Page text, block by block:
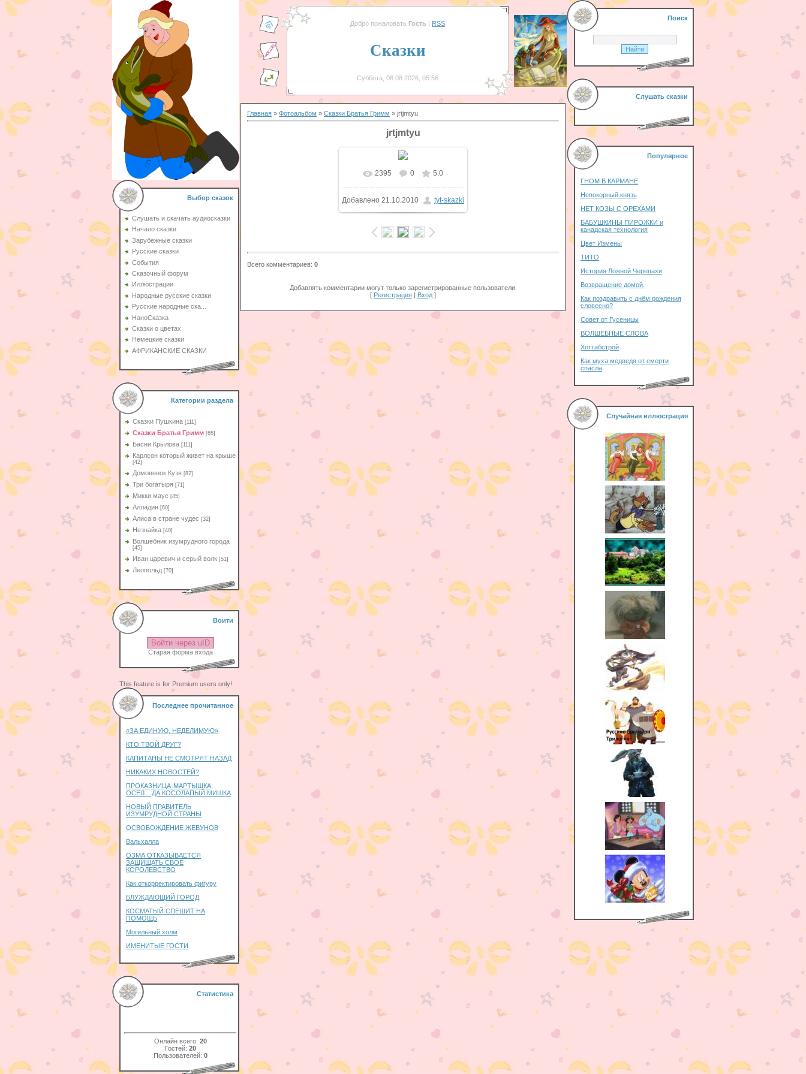
Выбор сказок
Слушать и скачать аудиосказки
Начало сказки
Зарубежные сказки
Русские сказки
События
Сказочный форум
Иллюстрации
Народные русские сказки
Русские народные ска...
НаноСказка
Сказки о цветах
Немецкие сказки
АФРИКАНСКИЕ СКАЗКИ
Категории раздела
Сказки Пушкина [111]
Сказки Братья Гримм [65]
Басни Крылова [111]
Карлсон который живет на крыше
[42]
Домовенок Кузя [82]
Три богатыря [71]
Микки маус [45]
Алладин [60]
Aлиса в стране чудес [32]
Незнайка [40]
Волшебник изумрудного города
[45]
Иван царевич и серый волк [51]
Леопольд [70]
Воити
Войти через uID
Старая форма входа
This feature is for Premium users only!
Последнее прочитанное
«ЗА ЕДИНУЮ, НЕДЕЛИМУЮ»
КТО ТВОЙ ДРУГ?
КАПИТАНЫ НЕ СМОТРЯТ НАЗАД
НИКАКИХ НОВОСТЕЙ?
ПРОКАЗНИЦА-МАРТЫШКА,
ОСЕЛ... ДА КОСОЛАПЫЙ МИШКА
НОВЫЙ ПРАВИТЕЛЬ
ИЗУМРУДНОЙ СТРАНЫ
ОСВОБОЖДЕНИЕ ЖЕВУНОВ
Вальхалла
ОЗМА ОТКАЗЫВАЕТСЯ
ЗАЩИЩАТЬ СВОЕ
КОРОЛЕВСТВО
Как откорректировать фигуру
БЛУЖДАЮЩИЙ ГОРОД
КОСМАТЫЙ СПЕШИТ НА
ПОМОЩЬ
Могильный холм
ИМЕНИТЫЕ ГОСТИ
Статистика
Онлайн всего: 20
Гостей: 20
Пользователей: 0
Добро пожаловать Гость | RSS
Сказки
Суббота, 08.08.2026, 05:56
Главная » Фотоальбом » Сказки Братья Гримм » jrtjmtyu
jrtjmtyu
2395 0 5.0
Добавлено 21.10.2010 tyt-skazki
Всего комментариев: 0
Добавлять комментарии могут только зарегистрированные пользователи.
[ Регистрация | Вход ]
Поиск
Слушать сказки
Популярное
ГНОМ В КАРМАНЕ
Непокорный князь
НЕТ КОЗЫ С ОРЕХАМИ
БАБУШКИНЫ ПИРОЖКИ и
канадская технология
Цвет Измены
ТИТО
История Ложной Черепахи
Возвращение домой.
Как поздравить с днём рождения
словесно?
Совет от Гусеницы
ВОЛШЕБНЫЕ СЛОВА
Хоттабстрой
Как муха медведя от смерти
спасла
Случайная иллюстрация